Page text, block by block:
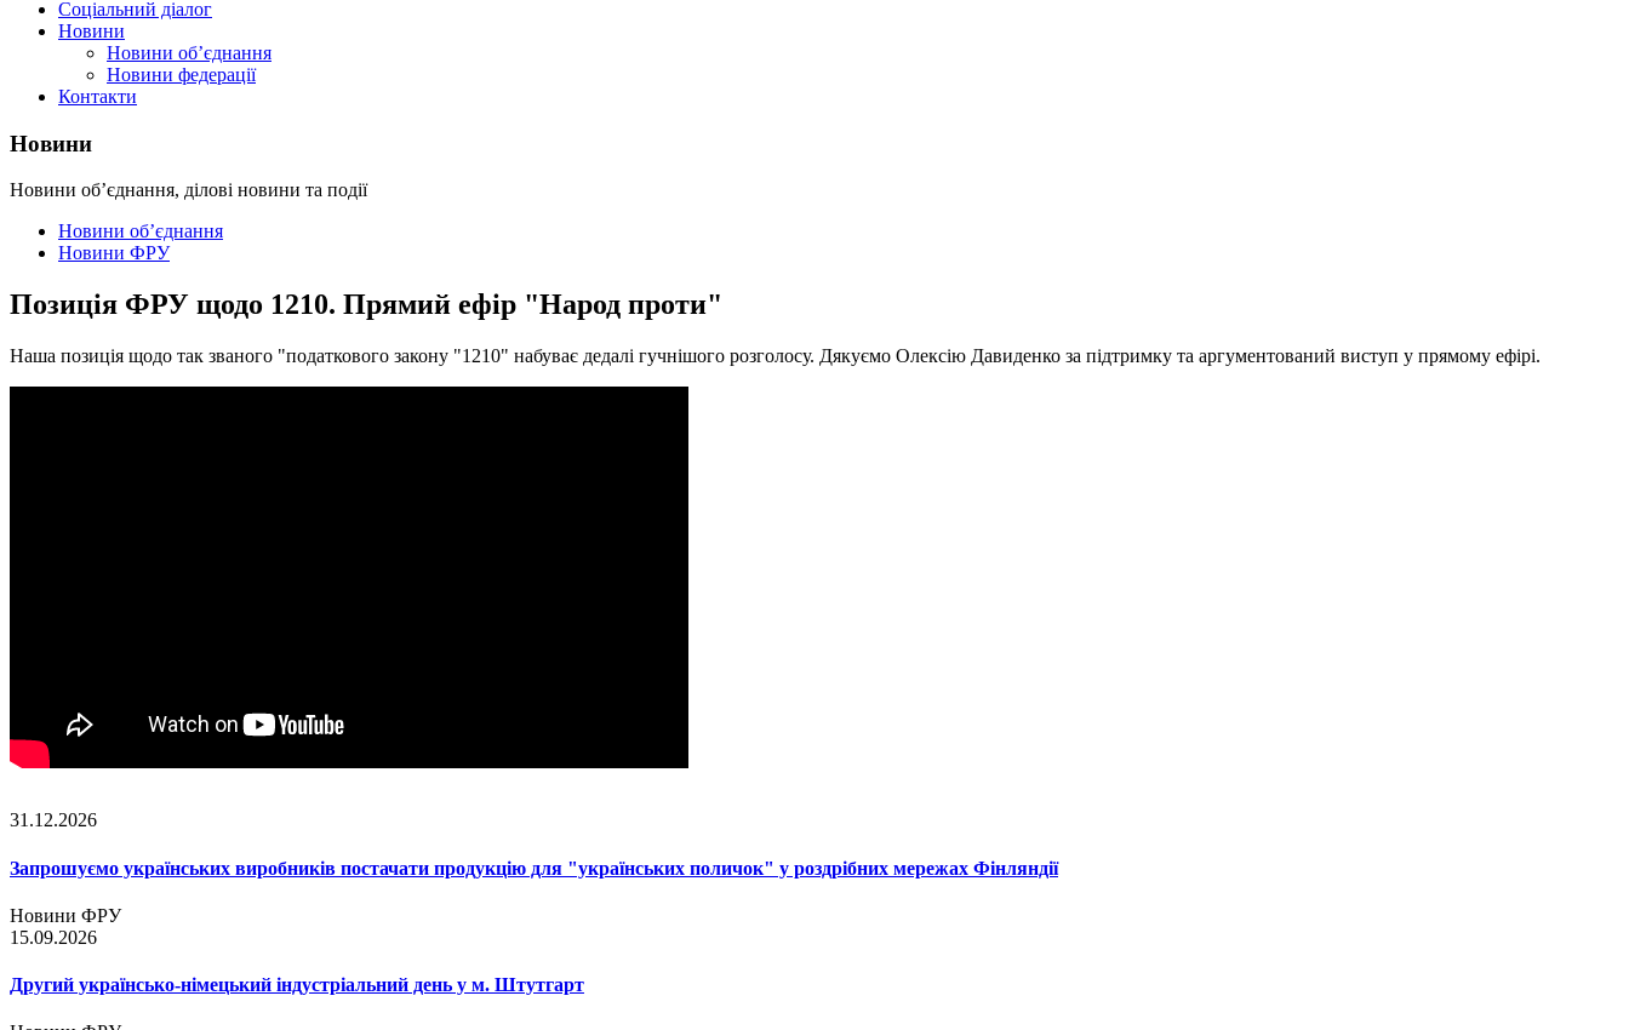
Соціальний діалог
Новини
Новини об’єднання
Новини федерації
Контакти
Новини
Новини об’єднання, ділові новини та події
Новини об’єднання
Новини ФРУ
Позиція ФРУ щодо 1210. Прямий ефір "Народ проти"
Наша позиція щодо так званого "податкового закону "1210" набуває дедалі гучнішого розголосу. Дякуємо Олексію Давиденко за підтримку та аргументований виступ у прямому ефірі.
31.12.2026
Запрошуємо українських виробників постачати продукцію для "українських поличок" у роздрібних мережах Фінляндії
Новини ФРУ
15.09.2026
Другий українсько-німецький індустріальний день у м. Штутгарт